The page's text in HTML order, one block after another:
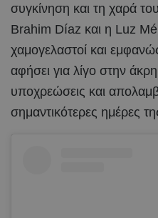
συγκίνηση και τη χαρά
Brahim Díaz και η Luz
χαμογελαστοί και
αφήσει για λίγο στην
υποχρεώσεις και
σημαντικότερες ημέρες